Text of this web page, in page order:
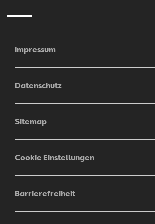
Impressum
Datenschutz
Sitemap
Cookie Einstellungen
Barrierefreiheit